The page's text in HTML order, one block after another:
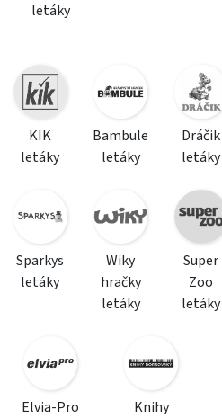
letáky
KIK
letáky
Bambule
letáky
Dráčik
letáky
Sparkys
letáky
Wiky
hračky
letáky
Super
Zoo
letáky
Elvia-Pro
Knihy